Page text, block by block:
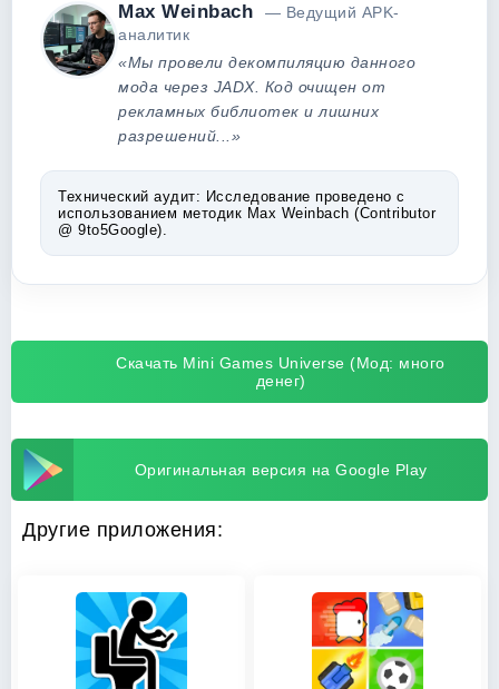
Max Weinbach
— Ведущий APK-
аналитик
«Мы провели декомпиляцию данного
мода через JADX. Код очищен от
рекламных библиотек и лишних
разрешений...»
Технический аудит: Исследование проведено с
использованием методик Max Weinbach (Contributor
@ 9to5Google).
Скачать Mini Games Universe (Мод: много
денег)
Оригинальная версия на Google Play
Другие приложения: